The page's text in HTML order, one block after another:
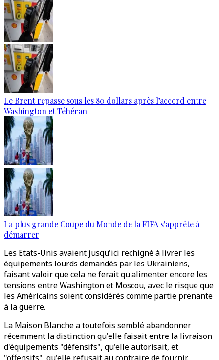
Le Brent repasse sous les 80 dollars après l’accord entre
Washington et Téhéran
La plus grande Coupe du Monde de la FIFA s'apprête à
démarrer
Les Etats-Unis avaient jusqu'ici rechigné à livrer les
équipements lourds demandés par les Ukrainiens,
faisant valoir que cela ne ferait qu'alimenter encore les
tensions entre Washington et Moscou, avec le risque que
les Américains soient considérés comme partie prenante
à la guerre.
La Maison Blanche a toutefois semblé abandonner
récemment la distinction qu'elle faisait entre la livraison
d'équipements "défensifs", qu'elle autorisait, et
"offensifs", qu'elle refusait au contraire de fournir.